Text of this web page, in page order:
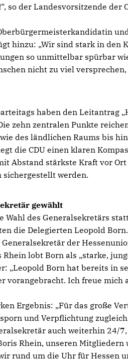
so der Landesvorsitzende der
hinzu: „Wir sind stark in den
so unmittelbar spürbar
nicht zu viel
haben den Leitantrag
zehn zentralen Punkte
des ländlichen Raums bis
die CDU einen klaren
Abstand stärkste Kraft vor
sichergestellt werden.
gewählt
Wahl des Generalsekretärs
die Delegierten Leopold
der
lobt Born als „starke,
„Leopold Born hat bereits in
vorangebracht. Ich freue
Ergebnis: „Für das große
und Verpflichtung
auch weiterhin 24/
Rhein, unseren
rund um die Uhr für Hessen